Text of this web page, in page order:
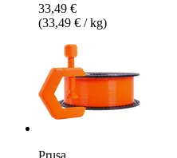
33,49 €
(33,49 € / kg)
Prusa